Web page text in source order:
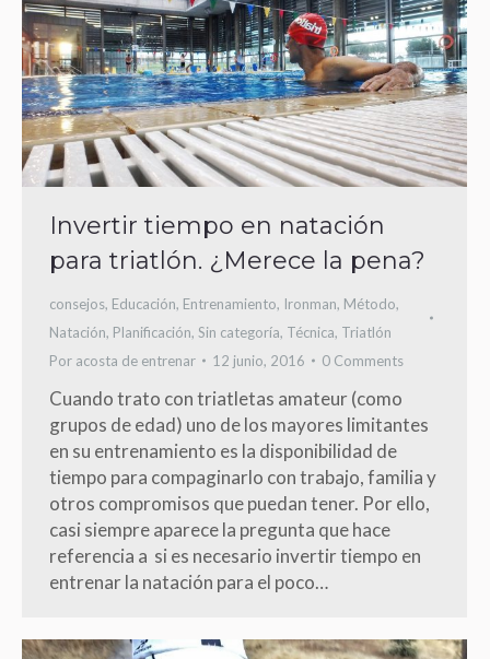
Invertir tiempo en natación
para triatlón. ¿Merece la pena?
consejos, Educación, Entrenamiento, Ironman, Método,
Natación, Planificación, Sin categoría, Técnica, Triatlón
Por acosta de entrenar 12 junio, 2016 0 Comments
Cuando trato con triatletas amateur (como
grupos de edad) uno de los mayores limitantes
en su entrenamiento es la disponibilidad de
tiempo para compaginarlo con trabajo, familia y
otros compromisos que puedan tener. Por ello,
casi siempre aparece la pregunta que hace
referencia a si es necesario invertir tiempo en
entrenar la natación para el poco…